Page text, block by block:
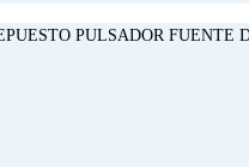
PULSADOR FUENTE